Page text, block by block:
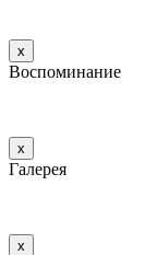
х
Воспоминание
х
Галерея
х